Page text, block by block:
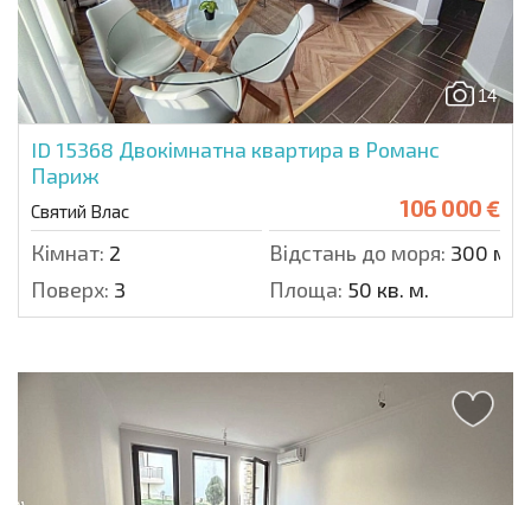
14
ID 15368 Двокімнатна квартира в Романс
Париж
Святий Влас 106 000 €
Кімнат: 2 Відстань до моря: 300 м.
Поверх: 3 Площа: 50 кв. м.